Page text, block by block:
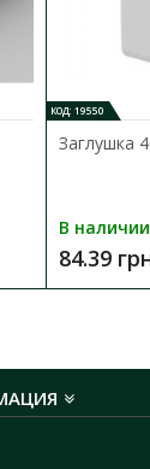
КОД: 19550
Заглушка
В наличии
84.39